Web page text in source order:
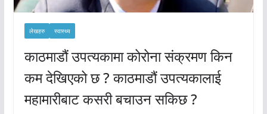
लेखहरु स्वास्थ्य
काठमाडौं उपत्यकामा कोरोना संक्रमण किन
कम देखिएको छ ? काठमाडौं उपत्यकालाई
महामारीबाट कसरी बचाउन सकिछ ?